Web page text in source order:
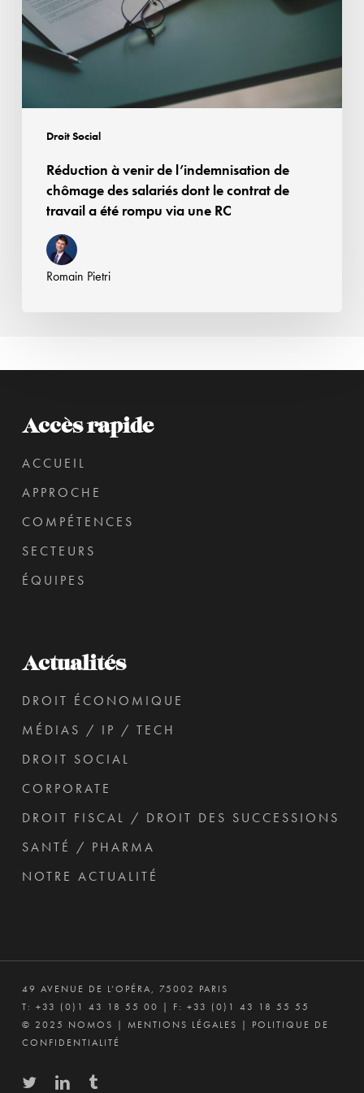
Droit Social
de
chômage
des
dont
travail
rompu
Réduction à venir de l’indemnisation de
chômage des salariés dont le contrat de
travail a été rompu via une RC
Romain Pietri
Accès rapide
ACCUEIL
APPROCHE
COMPÉTENCES
SECTEURS
ÉQUIPES
Actualités
DROIT ÉCONOMIQUE
MÉDIAS / IP / TECH
DROIT SOCIAL
CORPORATE
DROIT FISCAL / DROIT DES SUCCESSIONS
SANTÉ / PHARMA
NOTRE ACTUALITÉ
49 AVENUE DE L’OPÉRA, 75002 PARIS
T: +33 (0)1 43 18 55 00 | F: +33 (0)1 43 18 55 55
© 2025 NOMOS | MENTIONS LÉGALES | POLITIQUE DE
CONFIDENTIALITÉ
twitter linkedin tumblr